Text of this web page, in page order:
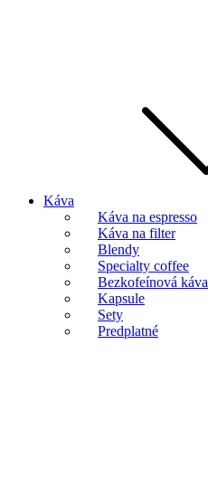
Káva
Káva na espresso
Káva na filter
Blendy
Specialty coffee
Bezkofeínová káva
Kapsule
Sety
Predplatné